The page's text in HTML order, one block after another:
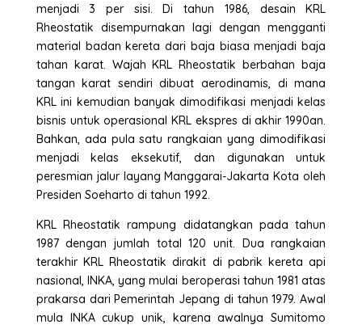
menjadi 3 per sisi. Di tahun 1986, desain KRL
Rheostatik disempurnakan lagi dengan mengganti
material badan kereta dari baja biasa menjadi baja
tahan karat. Wajah KRL Rheostatik berbahan baja
tangan karat sendiri dibuat aerodinamis, di mana
KRL ini kemudian banyak dimodifikasi menjadi kelas
bisnis untuk operasional KRL ekspres di akhir 1990an.
Bahkan, ada pula satu rangkaian yang dimodifikasi
menjadi kelas eksekutif, dan digunakan untuk
peresmian jalur layang Manggarai-Jakarta Kota oleh
Presiden Soeharto di tahun 1992.
KRL Rheostatik rampung didatangkan pada tahun
1987 dengan jumlah total 120 unit. Dua rangkaian
terakhir KRL Rheostatik dirakit di pabrik kereta api
nasional, INKA, yang mulai beroperasi tahun 1981 atas
prakarsa dari Pemerintah Jepang di tahun 1979. Awal
mula INKA cukup unik, karena awalnya Sumitomo